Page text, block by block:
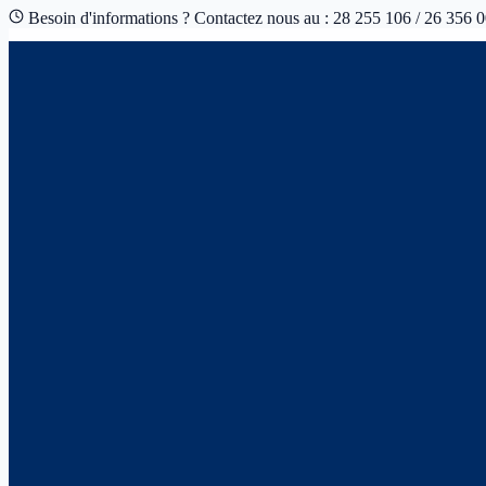
Besoin d'informations ? Contactez nous au : 28 255 106 / 26 356